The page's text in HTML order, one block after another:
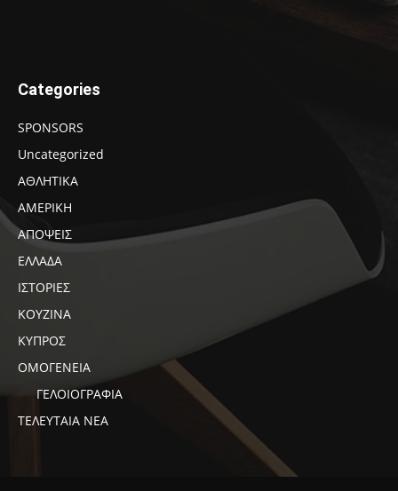
Categories
SPONSORS
Uncategorized
ΑΘΛΗΤΙΚΑ
ΑΜΕΡΙΚΗ
ΑΠΟΨΕΙΣ
ΕΛΛΑΔΑ
ΙΣΤΟΡΙΕΣ
ΚΟΥΖΙΝΑ
ΚΥΠΡΟΣ
ΟΜΟΓΕΝΕΙΑ
ΓΕΛΟΙΟΓΡΑΦΙΑ
ΤΕΛΕΥΤΑΙΑ ΝΕΑ